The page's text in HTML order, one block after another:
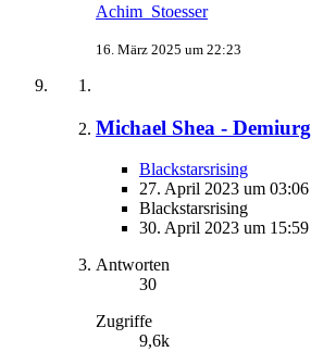
Achim_Stoesser
16. März 2025 um 22:23
Michael Shea - Demiurg
Blackstarsrising
27. April 2023 um 03:06
Blackstarsrising
30. April 2023 um 15:59
Antworten
30
Zugriffe
9,6k